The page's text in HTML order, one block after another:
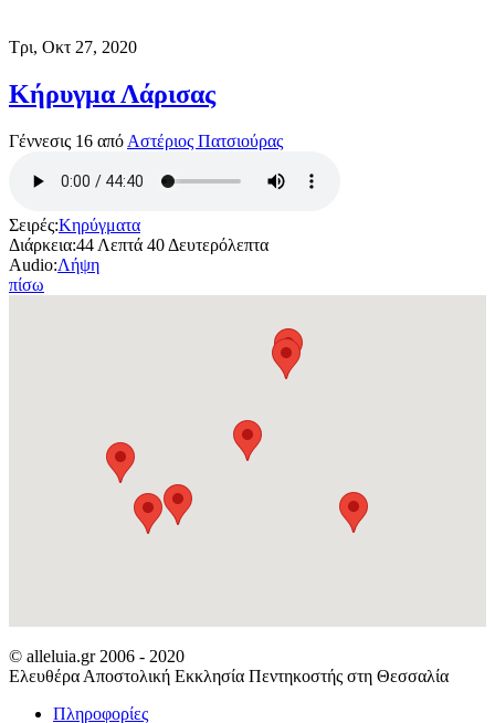
Τρι, Οκτ 27, 2020
Κήρυγμα Λάρισας
Γέννεσις 16 από Αστέριος Πατσιούρας
Σειρές:Κηρύγματα
Διάρκεια:44 Λεπτά 40 Δευτερόλεπτα
Audio:Λήψη
πίσω
© alleluia.gr 2006 - 2020
Ελευθέρα Αποστολική Εκκλησία Πεντηκοστής στη Θεσσαλία
Πληροφορίες